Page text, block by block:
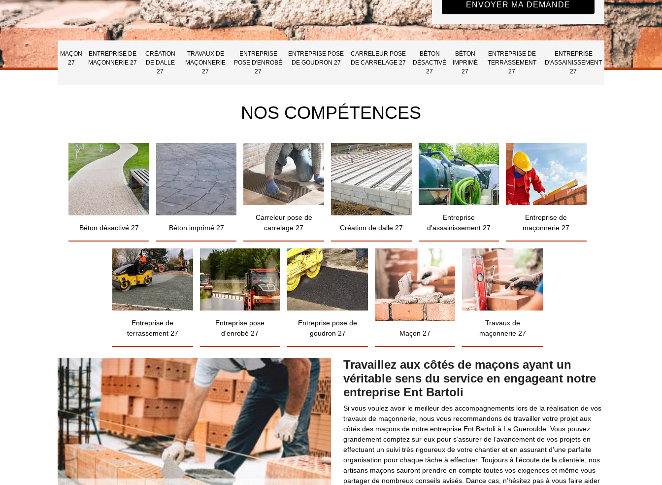
MAÇON
27
ENTREPRISE DE
MAÇONNERIE 27
CRÉATION
DE DALLE
27
TRAVAUX DE
MAÇONNERIE
27
ENTREPRISE
POSE D'ENROBÉ
27
ENTREPRISE POSE
DE GOUDRON 27
CARRELEUR POSE
DE CARRELAGE 27
BÉTON
DÉSACTIVÉ
27
BÉTON
IMPRIMÉ
27
ENTREPRISE DE
TERRASSEMENT
27
ENTREPRISE
D'ASSAINISSEMENT
27
NOS COMPÉTENCES
Béton désactivé 27 Béton imprimé 27
Carreleur pose de
carrelage 27
Création de dalle 27
Entreprise
d'assainissement 27
Entreprise de
maçonnerie 27
Entreprise de
terrassement 27
Entreprise pose
d'enrobé 27
Entreprise pose de
goudron 27
Maçon 27
Travaux de
maçonnerie 27
Travaillez aux côtés de maçons ayant un
véritable sens du service en engageant notre
entreprise Ent Bartoli
Si vous voulez avoir le meilleur des accompagnements lors de la réalisation de vos
travaux de maçonnerie, nous vous recommandons de travailler votre projet aux
côtés des maçons de notre entreprise Ent Bartoli à La Gueroulde. Vous pouvez
grandement comptez sur eux pour s’assurer de l’avancement de vos projets en
effectuant un suivi très rigoureux de votre chantier et en assurant d’une parfaite
organisation pour chaque tâche à effectuer. Toujours à l’écoute de la clientèle, nos
artisans maçons sauront prendre en compte toutes vos exigences et même vous
partager de nombreux conseils avisés. Dance cas, n’hésitez pas à vous faire aider